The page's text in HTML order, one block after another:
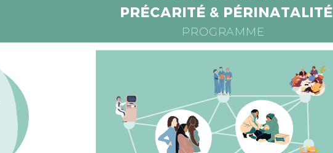
PROGRAMME
PRÉCARITÉ & PÉRINATALITÉ